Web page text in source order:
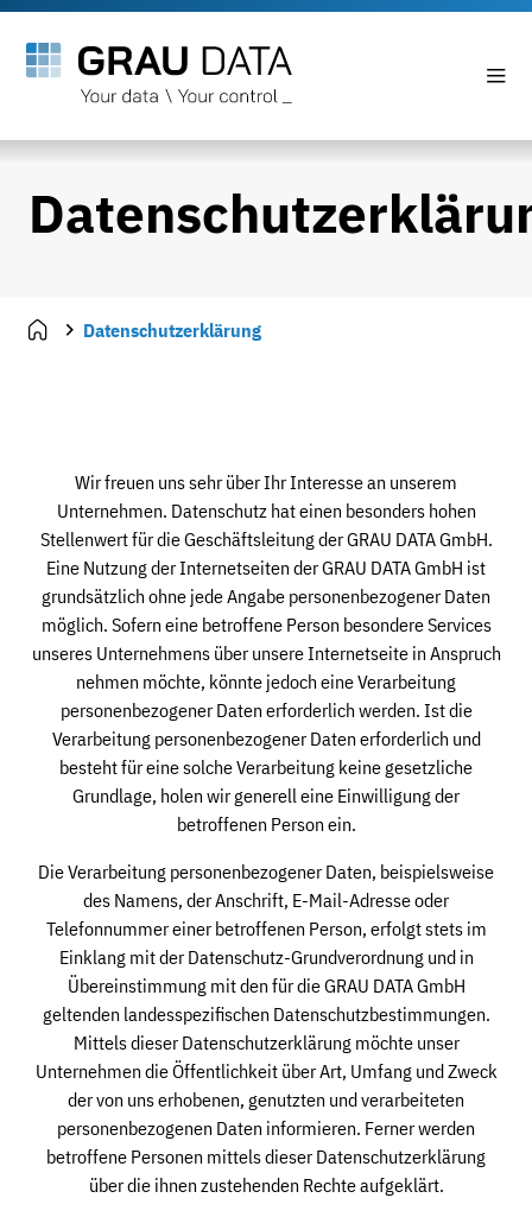
Datenschutzerklärung
Wir freuen uns sehr über Ihr Interesse an unserem
Unternehmen. Datenschutz hat einen besonders hohen
Stellenwert für die Geschäftsleitung der GRAU DATA GmbH.
Eine Nutzung der Internetseiten der GRAU DATA GmbH ist
grundsätzlich ohne jede Angabe personenbezogener Daten
möglich. Sofern eine betroffene Person besondere Services
unseres Unternehmens über unsere Internetseite in Anspruch
nehmen möchte, könnte jedoch eine Verarbeitung
personenbezogener Daten erforderlich werden. Ist die
Verarbeitung personenbezogener Daten erforderlich und
besteht für eine solche Verarbeitung keine gesetzliche
Grundlage, holen wir generell eine Einwilligung der
betroffenen Person ein.
Die Verarbeitung personenbezogener Daten, beispielsweise
des Namens, der Anschrift, E-Mail-Adresse oder
Telefonnummer einer betroffenen Person, erfolgt stets im
Einklang mit der Datenschutz-Grundverordnung und in
Übereinstimmung mit den für die GRAU DATA GmbH
geltenden landesspezifischen Datenschutzbestimmungen.
Mittels dieser Datenschutzerklärung möchte unser
Unternehmen die Öffentlichkeit über Art, Umfang und Zweck
der von uns erhobenen, genutzten und verarbeiteten
personenbezogenen Daten informieren. Ferner werden
betroffene Personen mittels dieser Datenschutzerklärung
über die ihnen zustehenden Rechte aufgeklärt.